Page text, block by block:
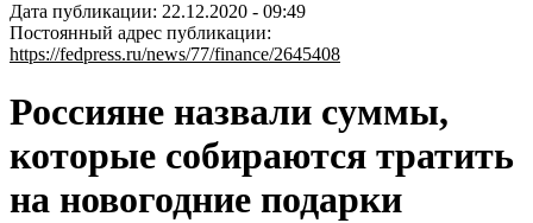
Дата публикации: 22.12.2020 - 09:49
Постоянный адрес публикации:
https://fedpress.ru/news/77/finance/2645408
Россияне назвали суммы,
которые собираются тратить
на новогодние подарки